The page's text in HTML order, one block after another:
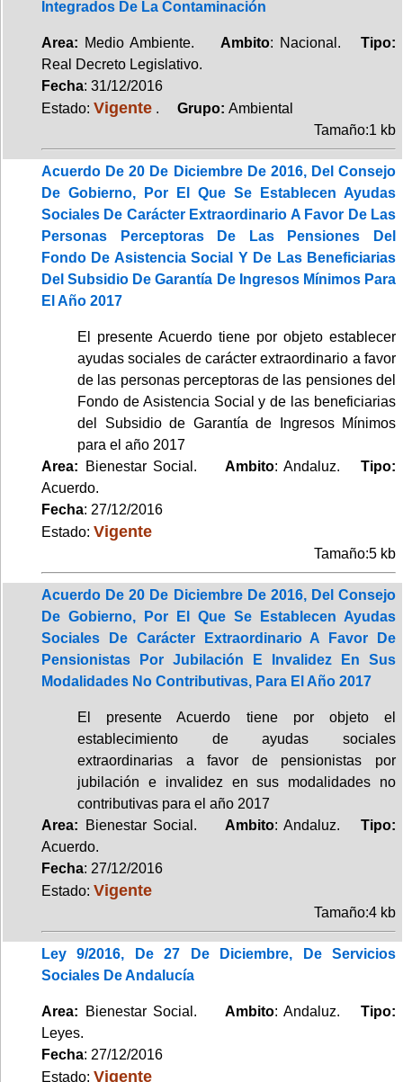
Integrados De La Contaminación
Area: Medio Ambiente. Ambito: Nacional.Tipo:
Real Decreto Legislativo.
Fecha: 31/12/2016
Estado: Vigente . Grupo: Ambiental
Tamaño:1 kb
Acuerdo De 20 De Diciembre De 2016, Del Consejo
De Gobierno, Por El Que Se Establecen Ayudas
Sociales De Carácter Extraordinario A Favor De Las
Personas Perceptoras De Las Pensiones Del
Fondo De Asistencia Social Y De Las Beneficiarias
Del Subsidio De Garantía De Ingresos Mínimos Para
El Año 2017
El presente Acuerdo tiene por objeto establecer
ayudas sociales de carácter extraordinario a favor
de las personas perceptoras de las pensiones del
Fondo de Asistencia Social y de las beneficiarias
del Subsidio de Garantía de Ingresos Mínimos
para el año 2017
Area: Bienestar Social. Ambito: Andaluz.Tipo:
Acuerdo.
Fecha: 27/12/2016
Estado: Vigente
Tamaño:5 kb
Acuerdo De 20 De Diciembre De 2016, Del Consejo
De Gobierno, Por El Que Se Establecen Ayudas
Sociales De Carácter Extraordinario A Favor De
Pensionistas Por Jubilación E Invalidez En Sus
Modalidades No Contributivas, Para El Año 2017
El presente Acuerdo tiene por objeto el
establecimiento de ayudas sociales
extraordinarias a favor de pensionistas por
jubilación e invalidez en sus modalidades no
contributivas para el año 2017
Area: Bienestar Social. Ambito: Andaluz.Tipo:
Acuerdo.
Fecha: 27/12/2016
Estado: Vigente
Tamaño:4 kb
Ley 9/2016, De 27 De Diciembre, De Servicios
Sociales De Andalucía
Area: Bienestar Social. Ambito: Andaluz.Tipo:
Leyes.
Fecha: 27/12/2016
Estado: Vigente